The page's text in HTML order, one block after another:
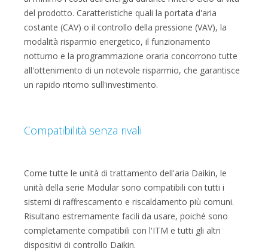
del prodotto. Caratteristiche quali la portata d'aria
costante (CAV) o il controllo della pressione (VAV), la
modalità risparmio energetico, il funzionamento
notturno e la programmazione oraria concorrono tutte
all'ottenimento di un notevole risparmio, che garantisce
un rapido ritorno sull'investimento.
Compatibilità senza rivali
Come tutte le unità di trattamento dell'aria Daikin, le
unità della serie Modular sono compatibili con tutti i
sistemi di raffrescamento e riscaldamento più comuni.
Risultano estremamente facili da usare, poiché sono
completamente compatibili con l'ITM e tutti gli altri
dispositivi di controllo Daikin.